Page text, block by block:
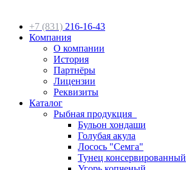
+7 (831) 216-16-43
Компания
О компании
История
Партнёры
Лицензии
Реквизиты
Каталог
Рыбная продукция
Бульон хондаши
Голубая акула
Лосось "Семга"
Тунец консервированный